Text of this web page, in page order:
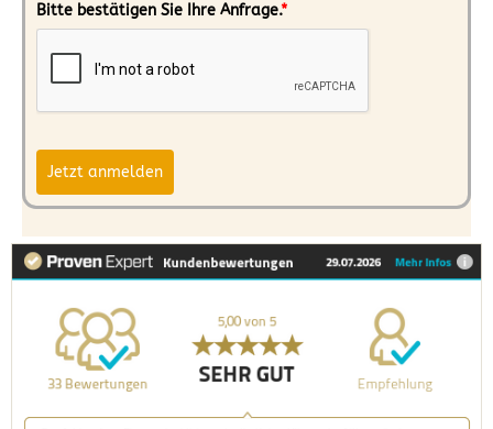
Bitte bestätigen Sie Ihre Anfrage.*
Jetzt anmelden